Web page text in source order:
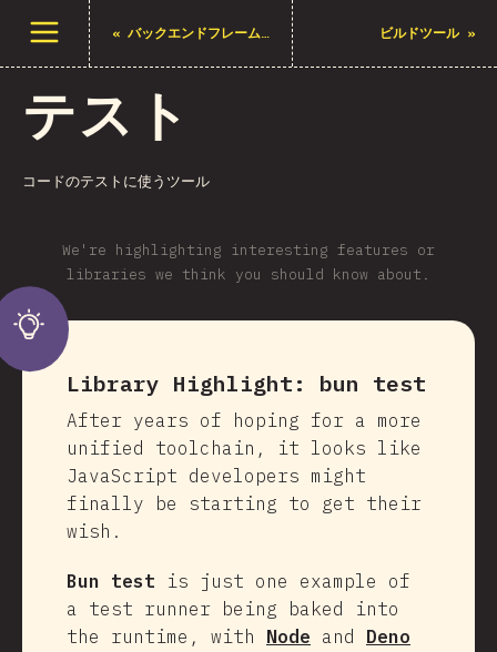
メニューを開く« バックエンドフレームワーク ビルドツール »
テスト
コードのテストに使うツール
We're highlighting interesting features or
libraries we think you should know about.
Library Highlight: bun test
After years of hoping for a more
unified toolchain, it looks like
JavaScript developers might
finally be starting to get their
wish.
Bun test is just one example of
a test runner being baked into
the runtime, with Node and Deno